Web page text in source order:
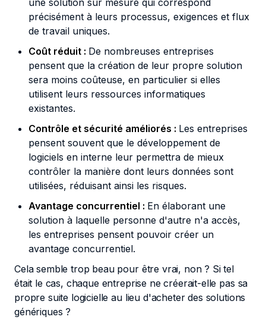
une solution sur mesure qui correspond
précisément à leurs processus, exigences et flux
de travail uniques.
Coût réduit : De nombreuses entreprises
pensent que la création de leur propre solution
sera moins coûteuse, en particulier si elles
utilisent leurs ressources informatiques
existantes.
Contrôle et sécurité améliorés : Les entreprises
pensent souvent que le développement de
logiciels en interne leur permettra de mieux
contrôler la manière dont leurs données sont
utilisées, réduisant ainsi les risques.
Avantage concurrentiel : En élaborant une
solution à laquelle personne d'autre n'a accès,
les entreprises pensent pouvoir créer un
avantage concurrentiel.
Cela semble trop beau pour être vrai, non ? Si tel
était le cas, chaque entreprise ne créerait-elle pas sa
propre suite logicielle au lieu d'acheter des solutions
génériques ?